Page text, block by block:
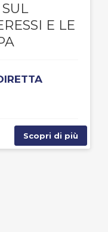
E LE
Scopri di più